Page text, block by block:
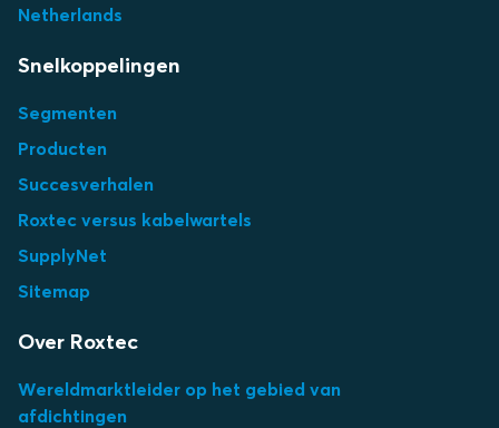
Netherlands
Snelkoppelingen
Segmenten
Producten
Succesverhalen
Roxtec versus kabelwartels
SupplyNet
Sitemap
Over Roxtec
Wereldmarktleider op het gebied van
afdichtingen